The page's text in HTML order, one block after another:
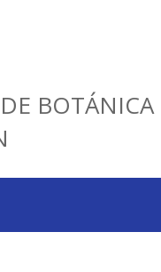
BOTÁNICA